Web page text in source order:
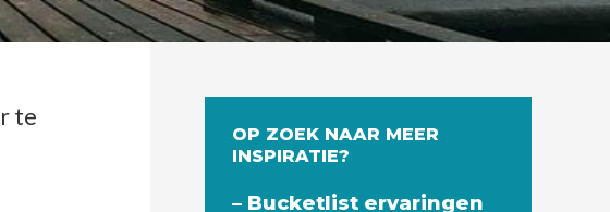
te
OP ZOEK NAAR MEER
INSPIRATIE?
– Bucketlist ervaringen